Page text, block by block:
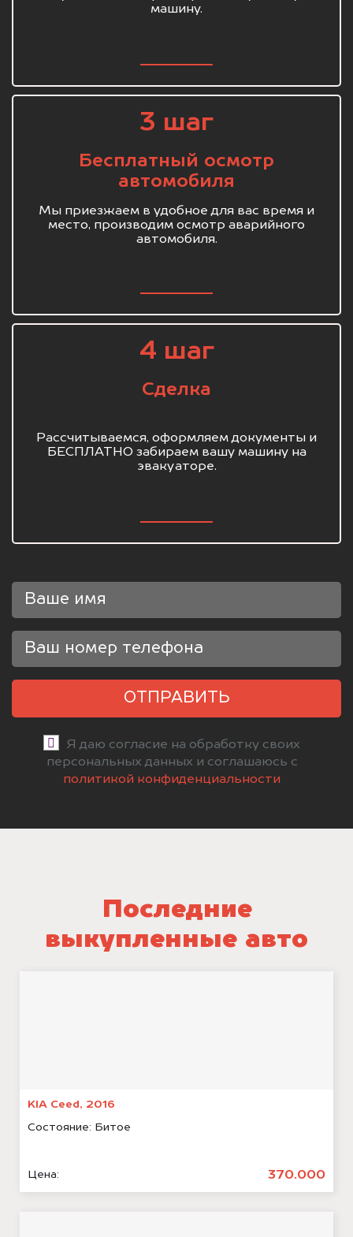
машину.
3 шаг
Бесплатный осмотр
автомобиля
Мы приезжаем в удобное для вас время и
место, производим осмотр аварийного
автомобиля.
4 шаг
Сделка
Рассчитываемся, оформляем документы и
БЕСПЛАТНО забираем вашу машину на
эвакуаторе.
ОТПРАВИТЬ
Я даю согласие на обработку своих
персональных данных и соглашаюсь с
политикой конфиденциальности
Последние
выкупленные авто
KIA Ceed, 2016
Состояние: Битое
Цена: 370.000